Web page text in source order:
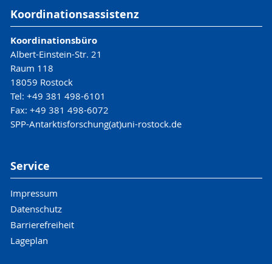
Koordinationsassistenz
Koordinationsbüro
Albert-Einstein-Str. 21
Raum 118
18059 Rostock
Tel: +49 381 498-6101
Fax: +49 381 498-6072
SPP-Antarktisforschung(at)uni-rostock.de
Service
Impressum
Datenschutz
Barrierefreiheit
Lageplan